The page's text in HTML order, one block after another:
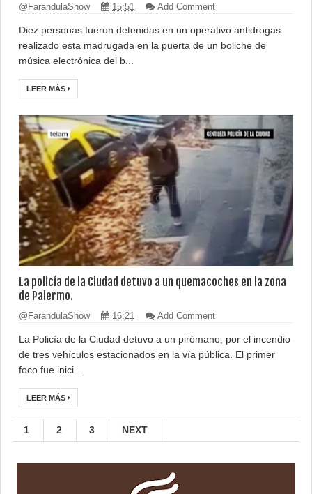
@FarandulaShow 15:51 Add Comment
Diez personas fueron detenidas en un operativo antidrogas
realizado esta madrugada en la puerta de un boliche de
música electrónica del b...
LEER MÁS
La policía de la Ciudad detuvo a un quemacoches en la zona
de Palermo.
@FarandulaShow 16:21 Add Comment
La Policía de la Ciudad detuvo a un pirómano, por el incendio
de tres vehículos estacionados en la vía pública. El primer
foco fue inici...
LEER MÁS
1 2 3 NEXT